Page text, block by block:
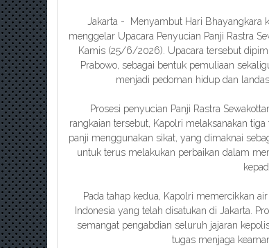
Jakarta - Menyambut Hari Bhayangkara
menggelar Upacara Penyucian Panji Rastra
Kamis (25/6/2026). Upacara tersebut
Prabowo, sebagai bentuk pemuliaan
menjadi pedoman hidup dan
Prosesi penyucian Panji Rastra
rangkaian tersebut, Kapolri melaksanakan
panji menggunakan sikat, yang dimaknai
untuk terus melakukan perbaikan dalam
Pada tahap kedua, Kapolri memercikkan
Indonesia yang telah disatukan di Jakarta.
semangat pengabdian seluruh jajaran
tugas menjaga